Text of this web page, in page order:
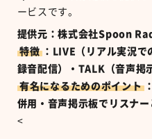
ービスです。
提供元：株式会社Spoon
特徴 ：LIVE（リアル実況で
録音配信）・TALK（音声掲
有名になるためのポイント
併用・音声掲示板でリスナー
<